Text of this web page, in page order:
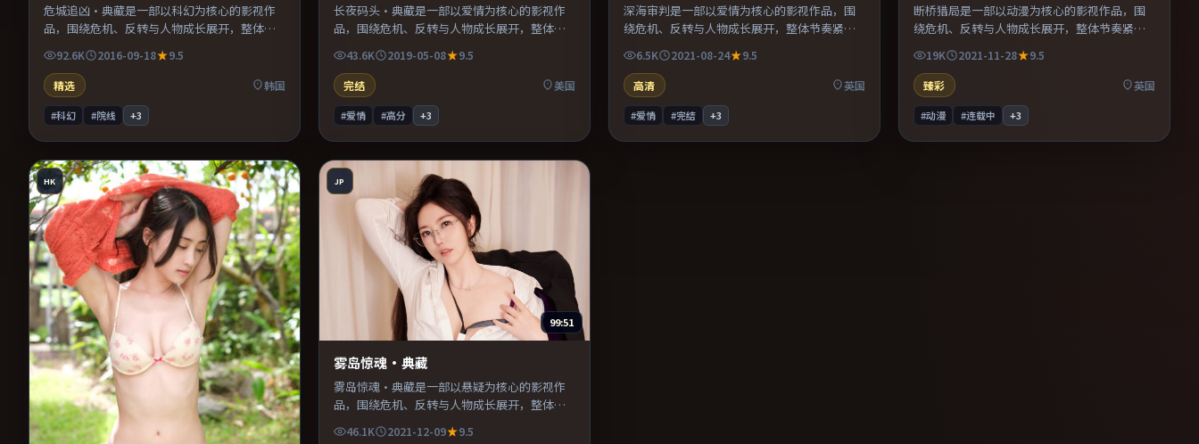
危城追凶·典藏是一部以科幻为核心的影视作
品，围绕危机、反转与人物成长展开，整体节
92.6K 2016-09-18
9.5
精选
韩国
#科幻 #院线 +3
长夜码头·典藏是一部以爱情为核心的影视作
品，围绕危机、反转与人物成长展开，整体节
43.6K 2019-05-08
9.5
完结
美国
#爱情 #高分 +3
深海审判是一部以爱情为核心的影视作品，围
绕危机、反转与人物成长展开，整体节奏紧
6.5K 2021-08-24
9.5
高清
英国
#爱情 #完结 +3
断桥猎局是一部以动漫为核心的影视作品，围
绕危机、反转与人物成长展开，整体节奏紧
19K 2021-11-28
9.5
臻彩
英国
#动漫 #连载中 +3
HK JP
99:51
雾岛惊魂·典藏
雾岛惊魂·典藏是一部以悬疑为核心的影视作
品，围绕危机、反转与人物成长展开，整体节
奏紧凑，值得推荐观看。
46.1K 2021-12-09
9.5